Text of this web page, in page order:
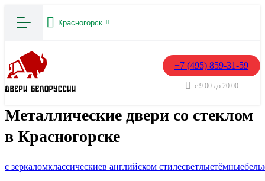
Красногорск
+7 (495) 859-31-59
с 9:00 до 20:00
Металлические двери со стеклом
в Красногорске
с зеркаломклассическиев английском стилесветлыетёмные